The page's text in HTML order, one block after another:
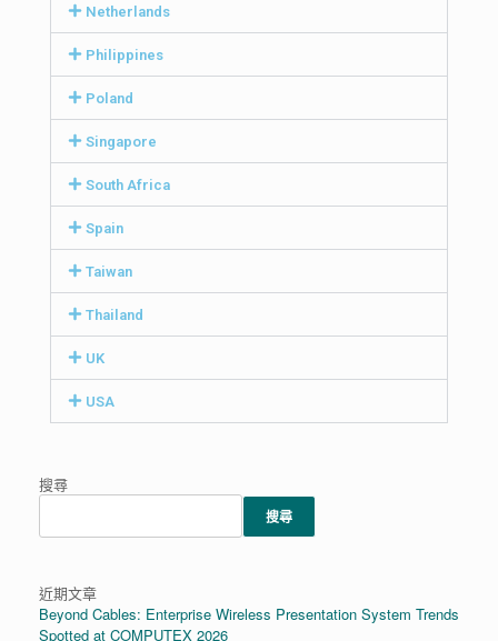
Netherlands
Philippines
Poland
Singapore
South Africa
Spain
Taiwan
Thailand
UK
USA
搜尋
搜尋
近期文章
Beyond Cables: Enterprise Wireless Presentation System Trends
Spotted at COMPUTEX 2026